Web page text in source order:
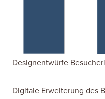
Designentwürfe
Digitale Erweiterung des